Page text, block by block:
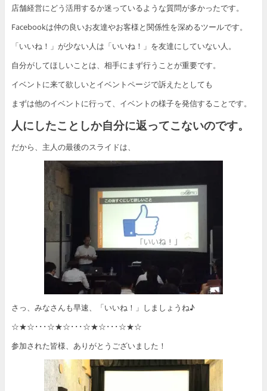
店舗経営にどう活用するか迷っているような質問が多かったです。
Facebookは仲の良いお友達やお客様と関係性を深めるツールです。
「いいね！」が少ない人は「いいね！」を友達にしていない人。
自分がしてほしいことは、相手にまず行うことが重要です。
イベントに来て欲しいとイベントページで訴えたとしても
まずは他のイベントに行って、イベントの様子を発信することです。
人にしたことしか自分に返ってこないのです。
だから、主人の最後のスライドは、
さっ、みなさんも早速、「いいね！」しましょうね♪
☆★☆･･･☆★☆･･･☆★☆･･･☆★☆
参加された皆様、ありがとうございました！